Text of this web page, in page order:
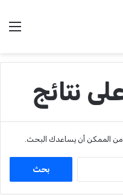
نتائج
من الممكن أن يساعدك البحث.